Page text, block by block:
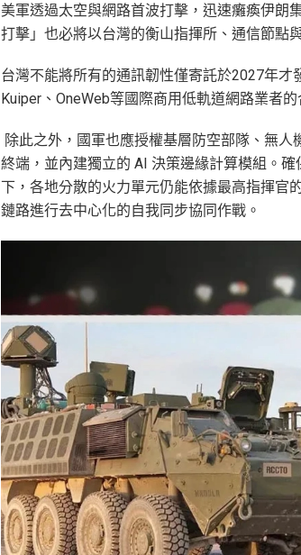
美軍透過太空與網路首波打擊，迅速癱瘓伊朗
打擊」也必將以台灣的衡山指揮所、通信節點
台灣不能將所有的通訊韌性僅寄託於2027年才
Kuiper、OneWeb等國際商用低軌道網路業者
除此之外，國軍也應授權基層防空部隊、無
終端，並內建獨立的 AI 決策邊緣計算模組。
下，各地分散的火力單元仍能依據最高指揮官
鏈路進行去中心化的自我同步協同作戰。